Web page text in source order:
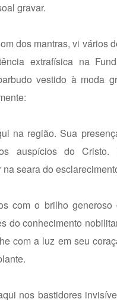
gravar.
dos mantras, vi vários
extrafísica na
vestido à moda
na região. Sua
auspícios do Cristo.
seara do
com o brilho generoso
do conhecimento
com a luz em seu
nos bastidores